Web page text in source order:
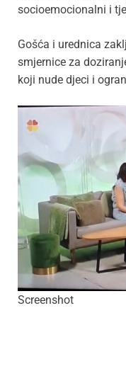
socioemocionalni i
Gošća i urednica
smjernice za
koji nude djeci i
Screenshot